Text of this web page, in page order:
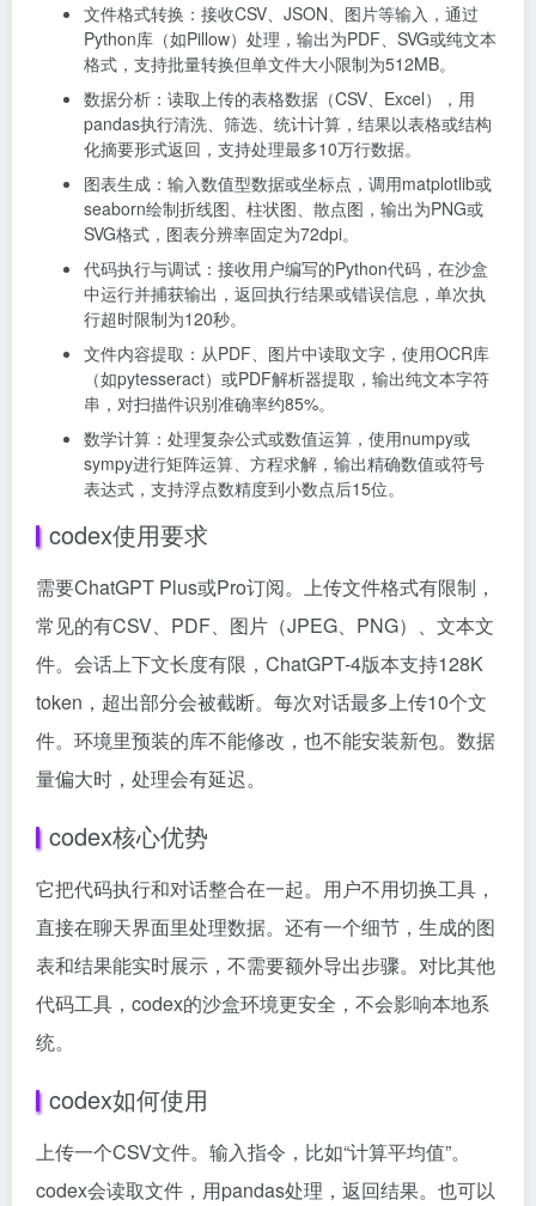
文件格式转换：接收CSV、JSON、图片等输入，通过
Python库（如Pillow）处理，输出为PDF、SVG或纯文本
格式，支持批量转换但单文件大小限制为512MB。
数据分析：读取上传的表格数据（CSV、Excel），用
pandas执行清洗、筛选、统计计算，结果以表格或结构
化摘要形式返回，支持处理最多10万行数据。
图表生成：输入数值型数据或坐标点，调用matplotlib或
seaborn绘制折线图、柱状图、散点图，输出为PNG或
SVG格式，图表分辨率固定为72dpi。
代码执行与调试：接收用户编写的Python代码，在沙盒
中运行并捕获输出，返回执行结果或错误信息，单次执
行超时限制为120秒。
文件内容提取：从PDF、图片中读取文字，使用OCR库
（如pytesseract）或PDF解析器提取，输出纯文本字符
串，对扫描件识别准确率约85%。
数学计算：处理复杂公式或数值运算，使用numpy或
sympy进行矩阵运算、方程求解，输出精确数值或符号
表达式，支持浮点数精度到小数点后15位。
codex使用要求
需要ChatGPT Plus或Pro订阅。上传文件格式有限制，
常见的有CSV、PDF、图片（JPEG、PNG）、文本文
件。会话上下文长度有限，ChatGPT-4版本支持128K
token，超出部分会被截断。每次对话最多上传10个文
件。环境里预装的库不能修改，也不能安装新包。数据
量偏大时，处理会有延迟。
codex核心优势
它把代码执行和对话整合在一起。用户不用切换工具，
直接在聊天界面里处理数据。还有一个细节，生成的图
表和结果能实时展示，不需要额外导出步骤。对比其他
代码工具，codex的沙盒环境更安全，不会影响本地系
统。
codex如何使用
上传一个CSV文件。输入指令，比如“计算平均值”。
codex会读取文件，用pandas处理，返回结果。也可以